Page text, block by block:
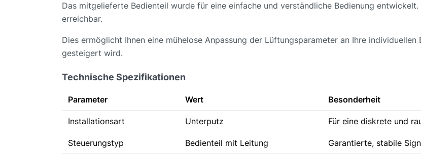
Das mitgelieferte Bedienteil wurde für eine einfache und verständliche Bedienung
erreichbar.
Dies ermöglicht Ihnen eine mühelose Anpassung der Lüftungsparameter an Ihre
gesteigert wird.
Technische Spezifikationen
Parameter Wert Besonderheit
Installationsart Unterputz Für eine diskrete und
Steuerungstyp Bedienteil mit Leitung Garantierte, stabile